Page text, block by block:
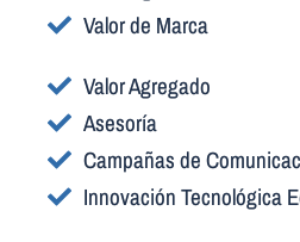
Valor de Marca
Valor Agregado
Asesoría
Campañas de
Innovación Tecnológica